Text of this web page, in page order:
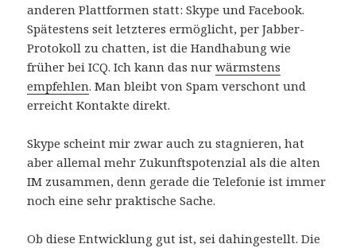
anderen Plattformen statt: Skype und Facebook.
Spätestens seit letzteres ermöglicht, per Jabber-
Protokoll zu chatten, ist die Handhabung wie
früher bei ICQ. Ich kann das nurwärmstens
empfehlen. Man bleibt von Spam verschont und
erreicht Kontakte direkt.
Skype scheint mir zwar auch zu stagnieren, hat
aber allemal mehr Zukunftspotenzial als die alten
IM zusammen, denn gerade die Telefonie ist immer
noch eine sehr praktische Sache.
Ob diese Entwicklung gut ist, sei dahingestellt. Die